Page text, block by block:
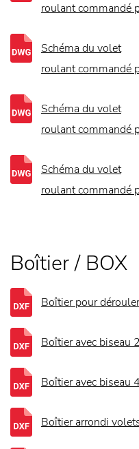
roulant commandé
Schéma du volet
roulant commandé
Schéma du volet
roulant commandé
Schéma du volet
roulant commandé
Boîtier / BOX
Boîtier pour
Boîtier avec biseau
Boîtier avec biseau
Boîtier arrondi